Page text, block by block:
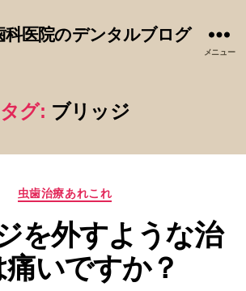
科医院のデンタルブログ
メニュー
タグ: ブリッジ
カ
ゴ
リ
ー
虫歯治療あれこれ
を外すような治
いですか？